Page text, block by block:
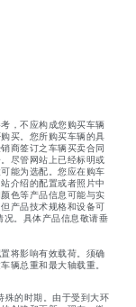
，不应构成您购买车辆
买。您所购买车辆的具
商签订之车辆买卖合同
尽管网站上已经标明或
能为选配。您应在购车
介绍的配置或者照片中
色等产品信息可能与实
产品技术规格和设备可
。具体产品信息敬请垂
将影响有效载荷。须确
辆总重和最大轴载重。
殊的时期。由于受到大环